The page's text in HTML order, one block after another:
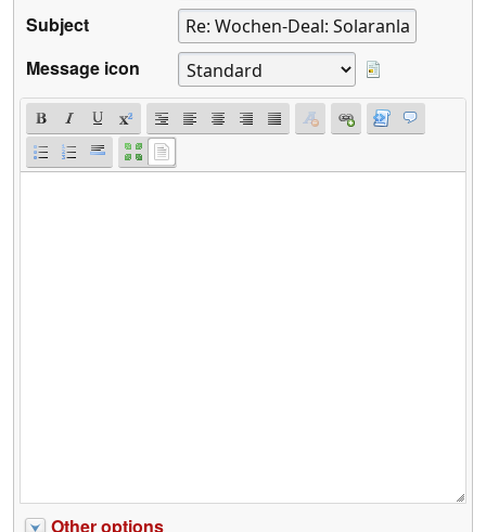
Subject
Message icon
Other options